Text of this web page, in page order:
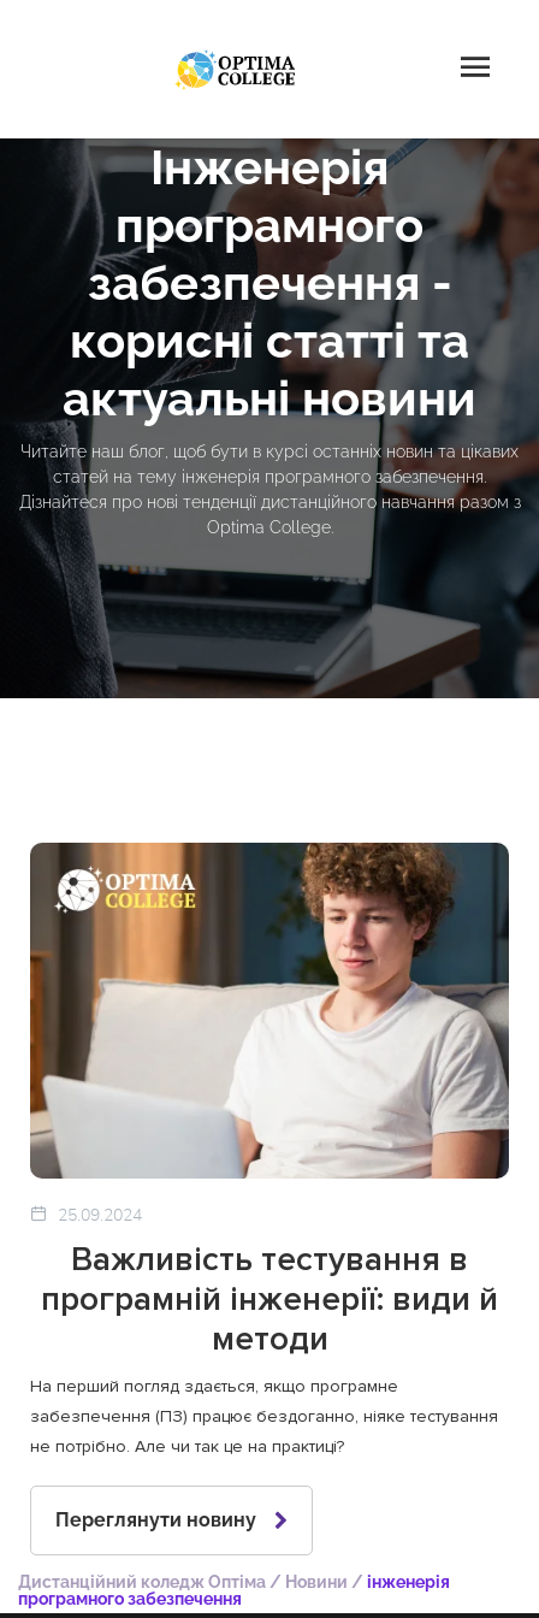
Інженерія
програмного
забезпечення -
корисні статті та
актуальні новини
Читайте наш блог, щоб бути в курсі останніх новин та цікавих
статей на тему інженерія програмного забезпечення.
Дізнайтеся про нові тенденції дистанційного навчання разом з
Optima College.
25.09.2024
Важливість тестування в
програмній інженерії: види й
методи
На перший погляд здається, якщо програмне
забезпечення (ПЗ) працює бездоганно, ніяке тестування
не потрібно. Але чи так це на практиці?
Переглянути новину
Дистанційний коледж Оптіма/ Новини / інженерія
програмного забезпечення